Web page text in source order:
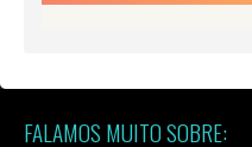
FALAMOS MUITO SOBRE: